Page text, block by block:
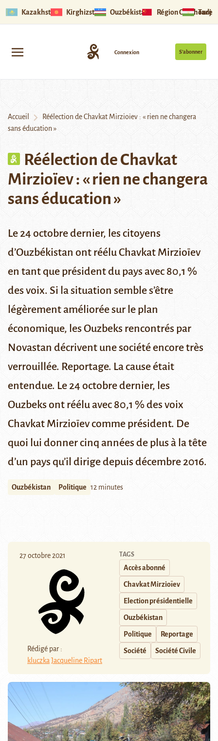
Kazakhstan Kirghizstan Ouzbékistan Région Ouïghoure
S’abonner
Connexion
Accueil
Réélection de Chavkat Mirzioïev : « rien ne changera
sans éducation »
Réélection de Chavkat
Mirzioïev : « rien ne changera
sans éducation »
Le 24 octobre dernier, les citoyens
d’Ouzbékistan ont réélu Chavkat Mirzioïev
en tant que président du pays avec 80,1 %
des voix. Si la situation semble s’être
légèrement améliorée sur le plan
économique, les Ouzbeks rencontrés par
Novastan décrivent une société encore très
verrouillée. Reportage. La cause était
entendue. Le 24 octobre dernier, les
Ouzbeksont réélu avec 80,1 % des voix
Chavkat Mirzioïevcomme président. De
quoi lui donner cinq années de plus à la tête
d’un pays qu’il dirige depuis décembre 2016.
Ouzbékistan Politique 12 minutes
27 octobre 2021
Rédigé par :
kluczka Jacqueline Ripart
TAGS
Accès abonné
Chavkat Mirzioïev
Election présidentielle
Ouzbékistan
Politique Reportage
Société Société Civile